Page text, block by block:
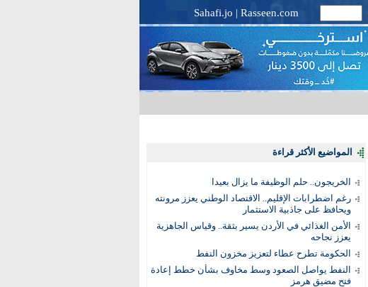
Sahafi.jo | Rasseen.com
المواضيع الأكثر قراءة
الخريجون.. حلم الوظيفة ما يزال بعيدا
رغم اضطرابات الإقليم.. الاقتصاد الوطني يعزز مرونته
ويحافظ على جاذبية الاستثمار
الأمن الغذائي في الأردن يسير بثقة.. وقياس الجاهزية
يعزز نجاحه
الحكومة تطرح عطاء لتعزيز مخزون النفط
النفط يواصل الصعود وسط مخاوف بشأن خطط إعادة
فتح مضيق هرمز